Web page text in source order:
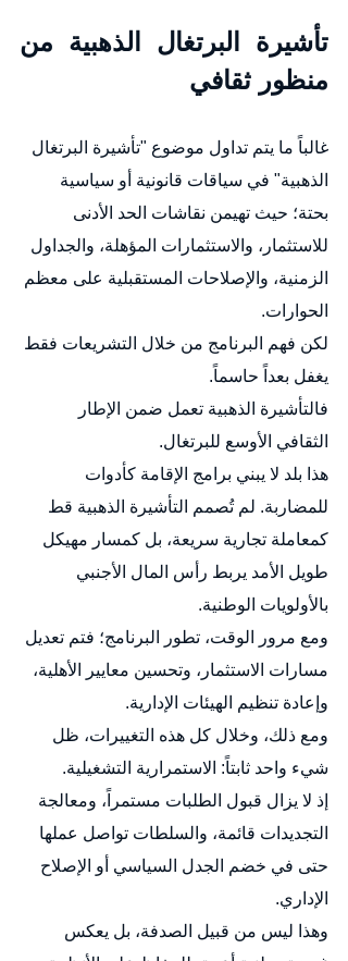
منظور ثقافي
غالباً ما يتم تداول موضوع "تأشيرة البرتغال
الذهبية" في سياقات قانونية أو سياسية
بحتة؛ حيث تهيمن نقاشات الحد الأدنى
للاستثمار، والاستثمارات المؤهلة، والجداول
الزمنية، والإصلاحات المستقبلية على معظم
الحوارات.
لكن فهم البرنامج من خلال التشريعات فقط
يغفل بعداً حاسماً.
فالتأشيرة الذهبية تعمل ضمن الإطار
الثقافي الأوسع للبرتغال.
هذا بلد لا يبني برامج الإقامة كأدوات
للمضاربة. لم تُصمم التأشيرة الذهبية قط
كمعاملة تجارية سريعة، بل كمسار مهيكل
طويل الأمد يربط رأس المال الأجنبي
بالأولويات الوطنية.
ومع مرور الوقت، تطور البرنامج؛ فتم تعديل
مسارات الاستثمار، وتحسين معايير الأهلية،
وإعادة تنظيم الهيئات الإدارية.
ومع ذلك، وخلال كل هذه التغييرات، ظل
شيء واحد ثابتاً: الاستمرارية التشغيلية.
إذ لا يزال قبول الطلبات مستمراً، ومعالجة
التجديدات قائمة، والسلطات تواصل عملها
حتى في خضم الجدل السياسي أو الإصلاح
الإداري.
وهذا ليس من قبيل الصدفة، بل يعكس